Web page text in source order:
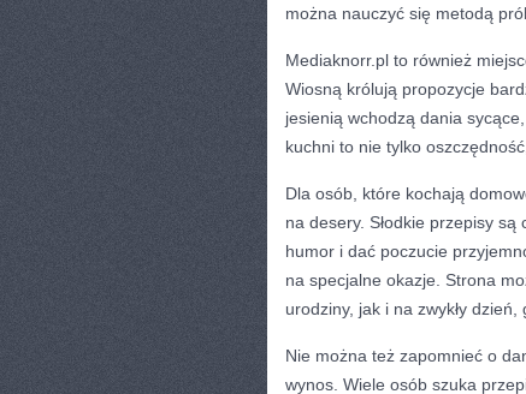
można nauczyć się metodą
Mediaknorr.pl to również
Wiosną królują propozycje
jesienią wchodzą dania
kuchni to nie tylko
Dla osób, które kochają
na desery. Słodkie przepisy
humor i dać poczucie
na specjalne okazje. Strona
urodziny, jak i na zwykły
Nie można też zapomnieć o
wynos. Wiele osób szuka